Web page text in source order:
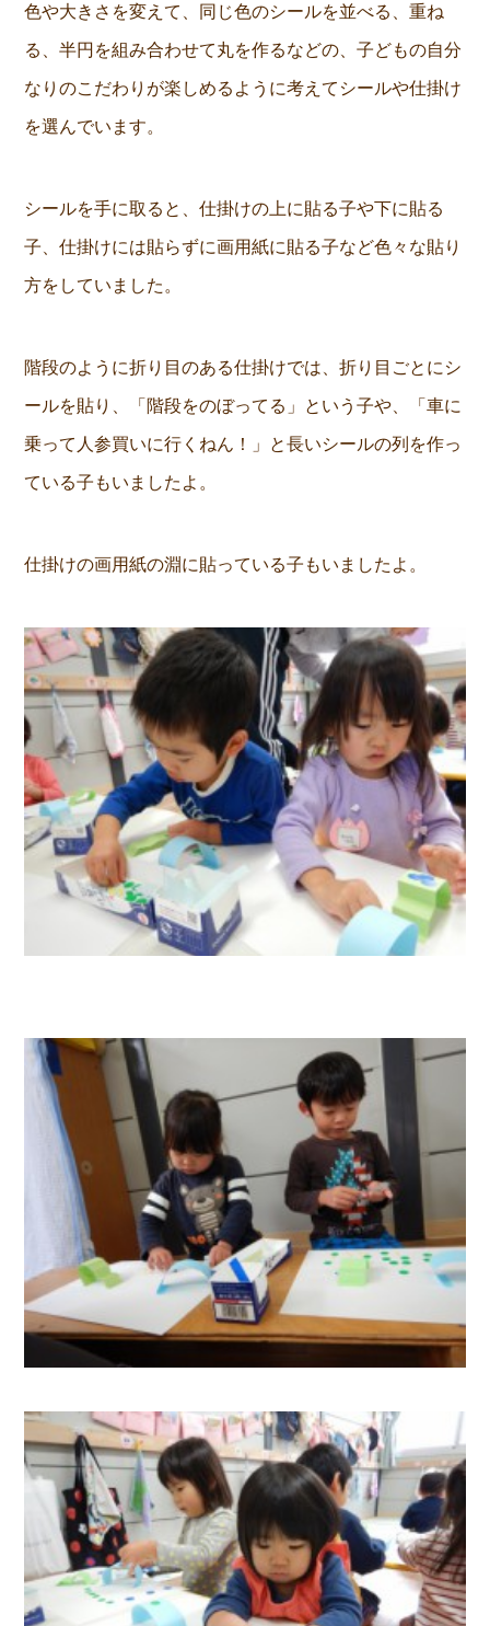
色や大きさを変えて、同じ色のシールを並べる、重ね
る、半円を組み合わせて丸を作るなどの、子どもの自分
なりのこだわりが楽しめるように考えてシールや仕掛け
を選んでいます。
シールを手に取ると、仕掛けの上に貼る子や下に貼る
子、仕掛けには貼らずに画用紙に貼る子など色々な貼り
方をしていました。
階段のように折り目のある仕掛けでは、折り目ごとにシ
ールを貼り、「階段をのぼってる」という子や、「車に
乗って人参買いに行くねん！」と長いシールの列を作っ
ている子もいましたよ。
仕掛けの画用紙の淵に貼っている子もいましたよ。